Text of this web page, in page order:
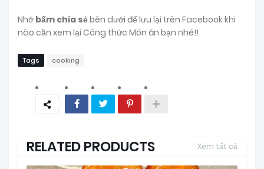
Nhớ bấm chia sẻbên dưới để lưu lại trên Facebook khi
nào cần xem lại Công thức Món ăn bạn nhé!!
Tags cooking
RELATED PRODUCTS Xem tất cả